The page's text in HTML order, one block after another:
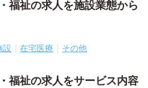
福祉の求人を施設業態から
設 在宅医療 その他
福祉の求人をサービス内容